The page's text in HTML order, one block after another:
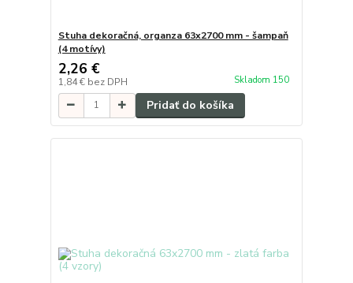
Stuha dekoračná, organza 63x2700 mm - šampaň
(4 motívy)
2,26 €
1,84 € bez DPH Skladom 150
Pridať do košíka